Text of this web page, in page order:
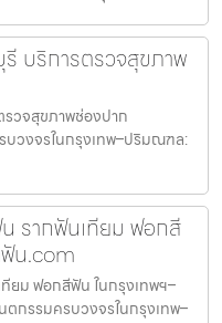
บริการตรวจสุขภาพ
วจสุขภาพช่องปาก
วงจรในกรุงเทพ–ปริมณฑล:
รากฟันเทียม ฟอกสี
น.com
ยม ฟอกสีฟัน ในกรุงเทพฯ–
รรมครบวงจรในกรุงเทพ–